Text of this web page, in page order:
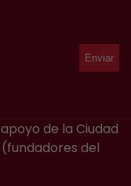
de la Ciudad
del